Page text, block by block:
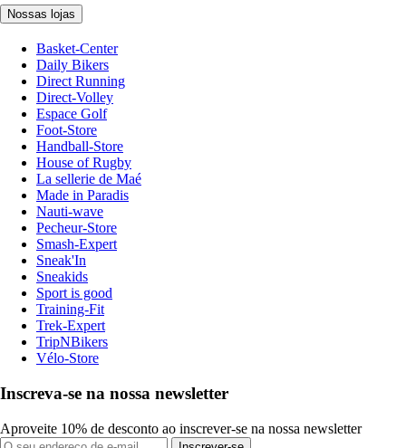
Nossas lojas
Basket-Center
Daily Bikers
Direct Running
Direct-Volley
Espace Golf
Foot-Store
Handball-Store
House of Rugby
La sellerie de Maé
Made in Paradis
Nauti-wave
Pecheur-Store
Smash-Expert
Sneak'In
Sneakids
Sport is good
Training-Fit
Trek-Expert
TripNBikers
Vélo-Store
Inscreva-se na nossa newsletter
Aproveite 10% de desconto ao inscrever-se na nossa newsletter